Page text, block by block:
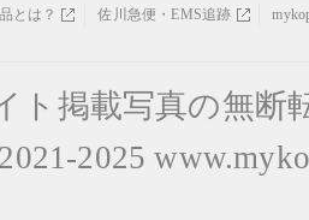
とは？ 佐川急便・EMS追跡
ト掲載写真の無断
2025